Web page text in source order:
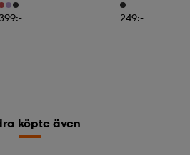
249:-
köpte även